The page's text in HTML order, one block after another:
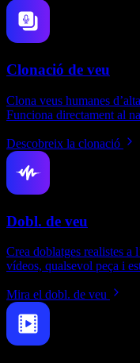
Clonació de veu
Clona veus humanes
Funciona directament al
Descobreix la clonació
Dobl. de veu
Crea doblatges realistes a
vídeos, qualsevol peça i
Mira el dobl. de veu